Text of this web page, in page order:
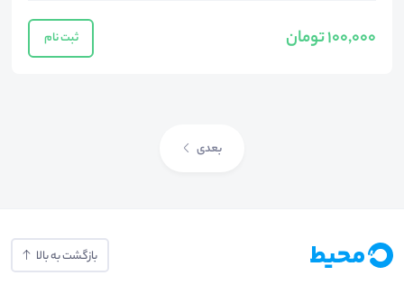
100,000 تومان ثبت نام
بعدی
بازگشت به بالا